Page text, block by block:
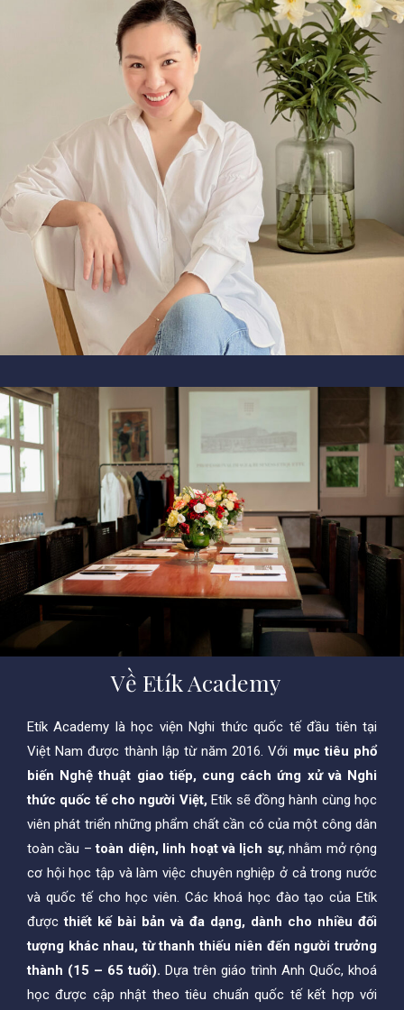
Về Etík Academy
Etík Academy là học viện Nghi thức quốc tế đầu tiên tại
Việt Nam được thành lập từ năm 2016. Với mục tiêu phổ
biến Nghệ thuật giao tiếp, cung cách ứng xử và Nghi
thức quốc tế cho người Việt,Etík sẽ đồng hành cùng học
viên phát triển những phẩm chất cần có của một công dân
toàn cầu –toàn diện, linh hoạt và lịch sự, nhằm mở rộng
cơ hội học tập và làm việc chuyên nghiệp ở cả trong nước
và quốc tế cho học viên. Các khoá học đào tạo của Etík
đượcthiết kế bài bản và đa dạng, dành cho nhiều đối
tượng khác nhau, từ thanh thiếu niên đến người trưởng
thành (15 – 65 tuổi). Dựa trên giáo trình Anh Quốc, khoá
học được cập nhật theo tiêu chuẩn quốc tế kết hợp với